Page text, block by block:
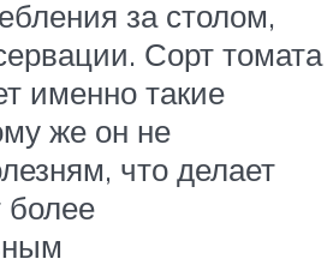
за столом,
Сорт томата
именно такие
же он не
что делает
более